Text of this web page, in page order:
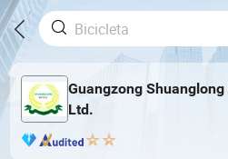
Guangzong
Ltd.